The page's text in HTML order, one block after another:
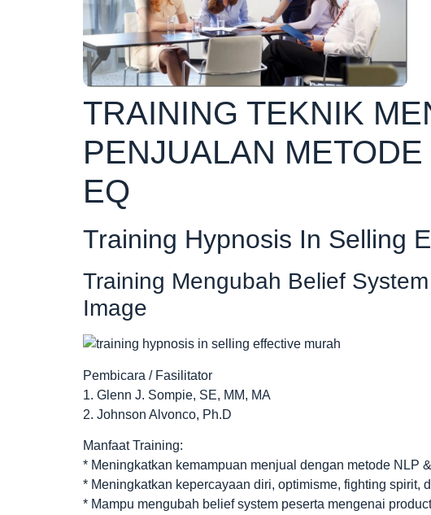
TRAINING TEKNIK
PENJUALAN
EQ
Training Hypnosis In Selling
Training Mengubah Belief
Image
Pembicara / Fasilitator
1. Glenn J. Sompie, SE, MM, MA
2. Johnson Alvonco, Ph.D
Manfaat Training:
* Meningkatkan kemampuan menjual dengan metode NLP
* Meningkatkan kepercayaan diri, optimisme, fighting spirit,
* Mampu mengubah belief system peserta mengenai